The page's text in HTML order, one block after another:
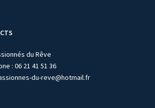
du Rêve
: 06 21 41 51 36
du-reve@hotmail.fr